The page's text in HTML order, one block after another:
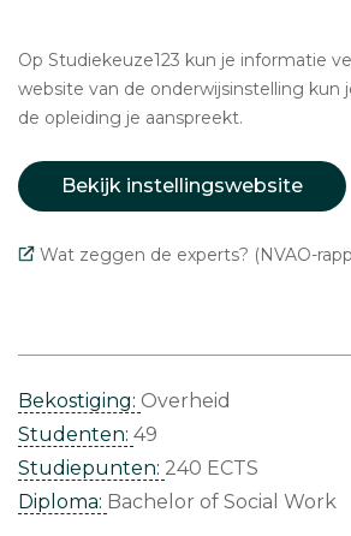
Op Studiekeuze123 kun je informatie
website van de onderwijsinstelling kun
de opleiding je aanspreekt.
Bekijk instellingswebsite
Wat zeggen de experts? (NVAO-
Bekostiging: Overheid
Studenten: 49
Studiepunten: 240 ECTS
Diploma: Bachelor of Social Work